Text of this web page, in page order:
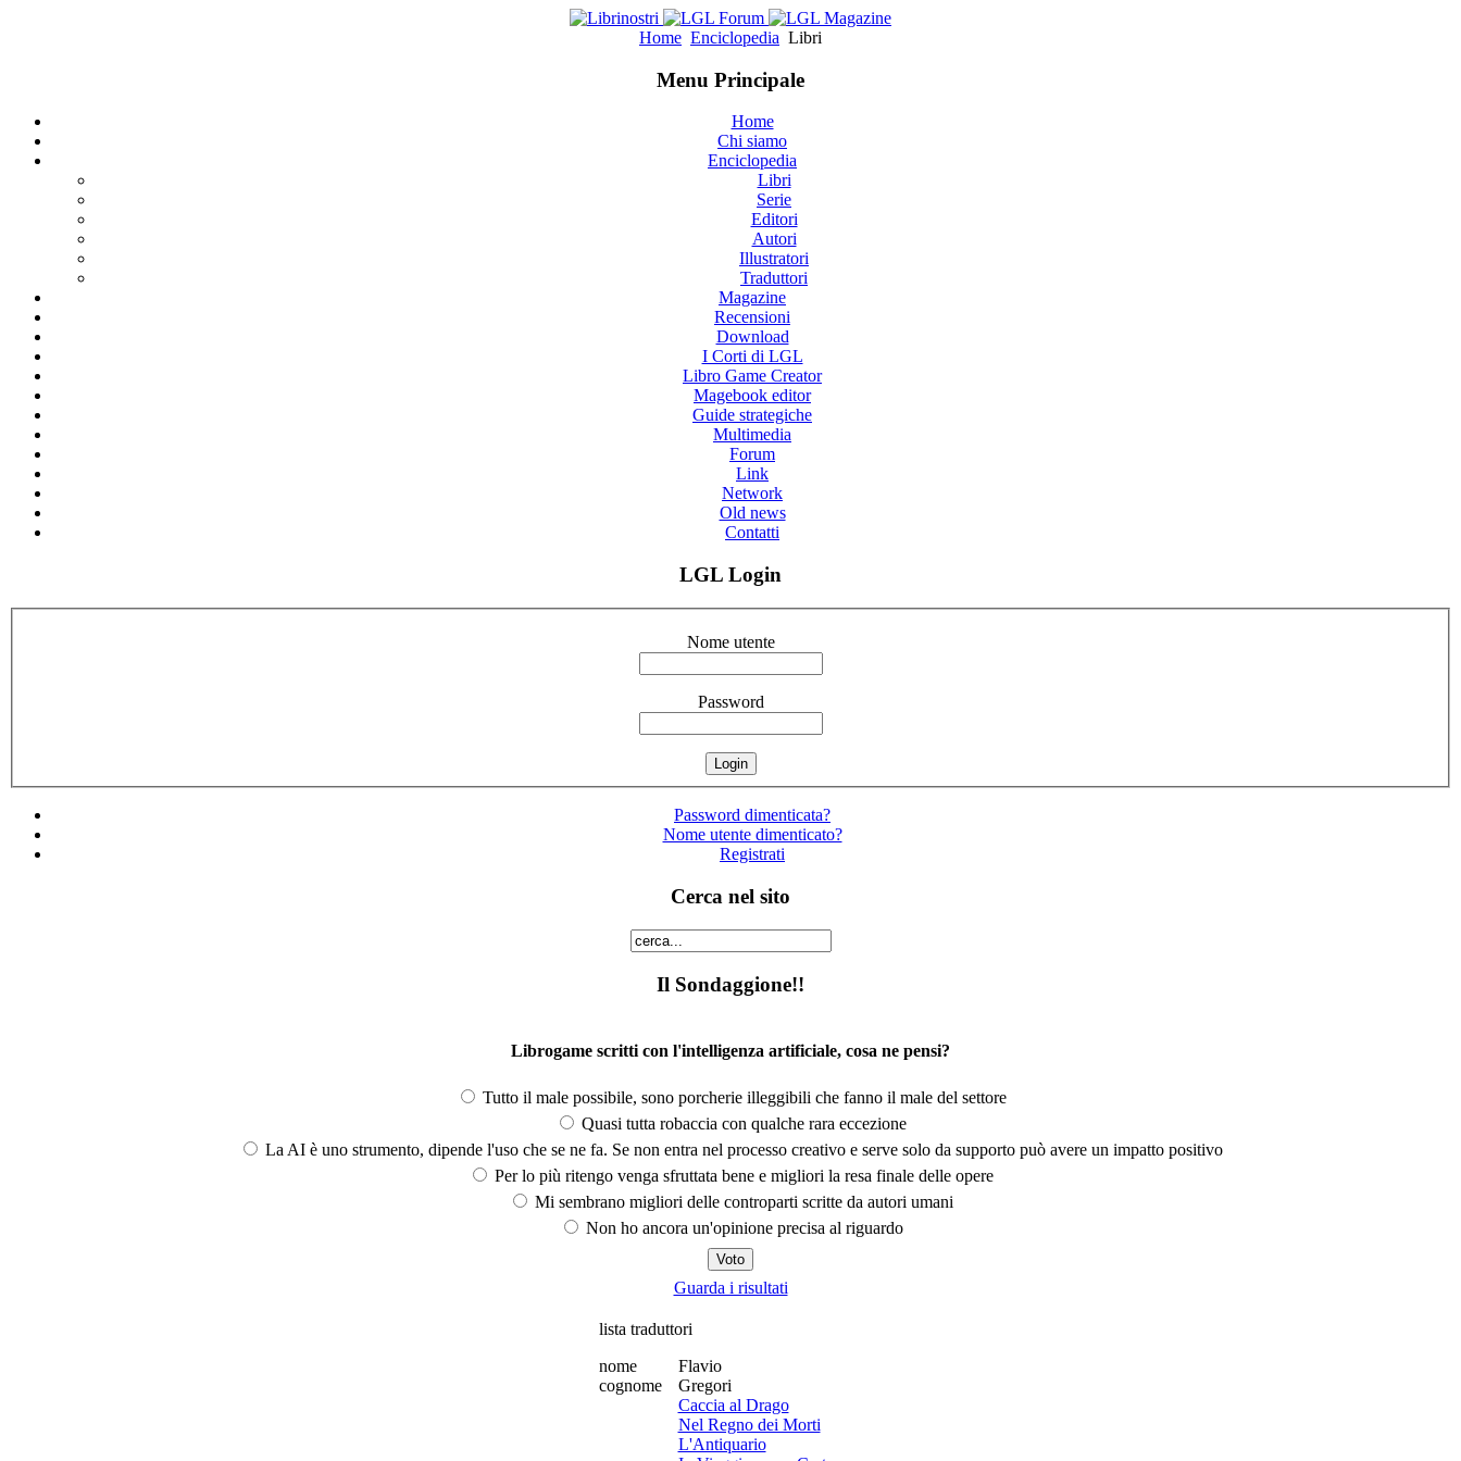
Home Enciclopedia Libri
Menu Principale
Home
Chi siamo
Enciclopedia
Libri
Serie
Editori
Autori
Illustratori
Traduttori
Magazine
Recensioni
Download
I Corti di LGL
Libro Game Creator
Magebook editor
Guide strategiche
Multimedia
Forum
Link
Network
Old news
Contatti
LGL Login
Nome utente
Password
Password dimenticata?
Nome utente dimenticato?
Registrati
Cerca nel sito
Il Sondaggione!!
Librogame scritti con l'intelligenza artificiale, cosa ne pensi?
Tutto il male possibile, sono porcherie illeggibili che fanno il male del settore
Quasi tutta robaccia con qualche rara eccezione
La AI è uno strumento, dipende l'uso che se ne fa. Se non entra nel processo creativo e serve solo da supporto può avere un impatto positivo
Per lo più ritengo venga sfruttata bene e migliori la resa finale delle opere
Mi sembrano migliori delle controparti scritte da autori umani
Non ho ancora un'opinione precisa al riguardo
Guarda i risultati
lista traduttori
nome
Flavio
cognome
Gregori
Caccia al Drago
Nel Regno dei Morti
L'Antiquario